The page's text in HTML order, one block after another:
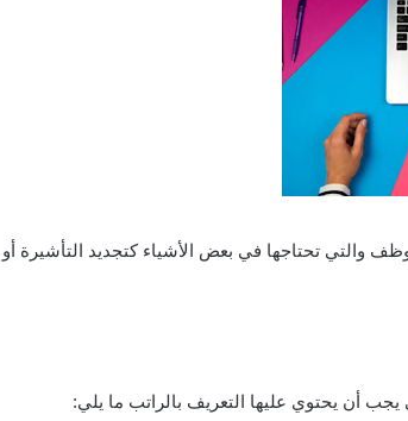
والتي تحتاجها في بعض الأشياء كتجديد التأشيرة أو
يجب أن يحتوي عليها التعريف بالراتب ما يلي: